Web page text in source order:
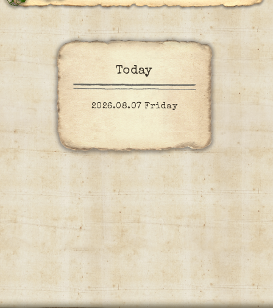
Today
2026.08.07 Friday